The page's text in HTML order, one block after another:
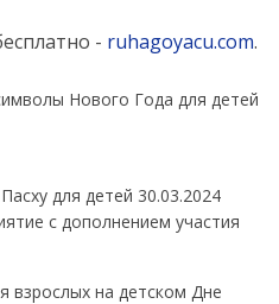
- ruhagoyacu.com.
Нового Года для детей
для детей 30.03.2024
с дополнением участия
взрослых на детском Дне